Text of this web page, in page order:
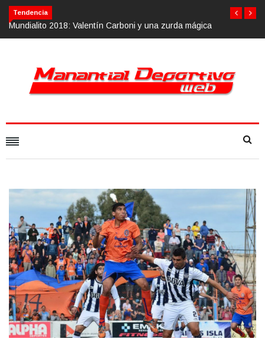
Tendencia
zurda mágicaCalvario Race 2018, 10 de noviembre